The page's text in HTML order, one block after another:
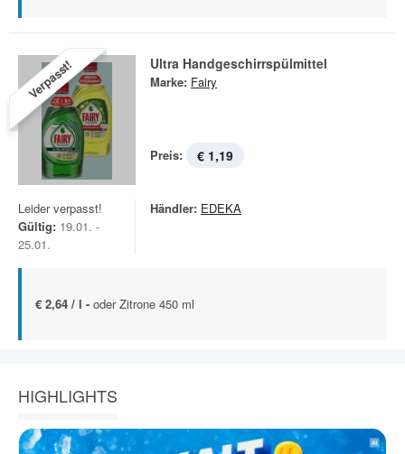
Verpasst! Ultra Handgeschirrspülmittel
Marke: Fairy
Preis: € 1,19
Leider verpasst!
Gültig: 19.01. -
25.01.
Händler: EDEKA
€ 2,64 / l - oder Zitrone 450 ml
HIGHLIGHTS